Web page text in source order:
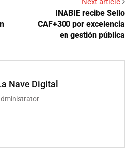
Next article
INABIE recibe Sello
CAF+300 por excelencia
en gestión pública
Nave Digital